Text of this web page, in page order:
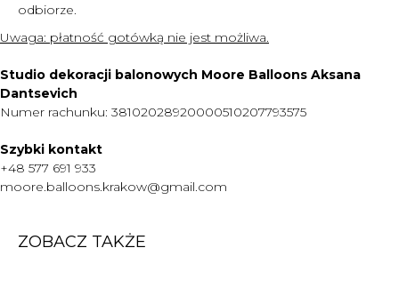
odbiorze.
Uwaga: płatność gotówką nie jest możliwa.
Studio dekoracji balonowych Moore Balloons Aksana
Dantsevich
Numer rachunku: 38102028920000510207793575
Szybki kontakt
+48 577 691 933
moore.balloons.krakow@gmail.com
ZOBACZ TAKŻE
KONTAKT
O NAS
CENNIK
WARTO WIEDZIEĆ